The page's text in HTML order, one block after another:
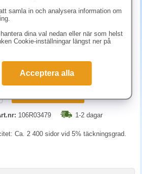
kr (inkl. moms)
106R03479 1-2 dagar
Ca. 2 400 sidor vid 5% täckningsgrad.
samla in och analysera information om
dina val nedan eller när som helst
Cookie-inställningar längst ner på
Acceptera alla